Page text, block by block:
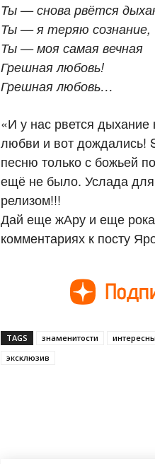
Ты — снова рвётся
Ты — я теряю сознание,
Ты — моя самая вечная
Грешная любовь!
Грешная любовь…
«И у нас рвется
любви и вот дождались!
песню только с божьей
ещё не было. Услада
релизом!!!
Дай еще жАру и еще
комментариях к посту
TAGS знаменитости
эксклюзив